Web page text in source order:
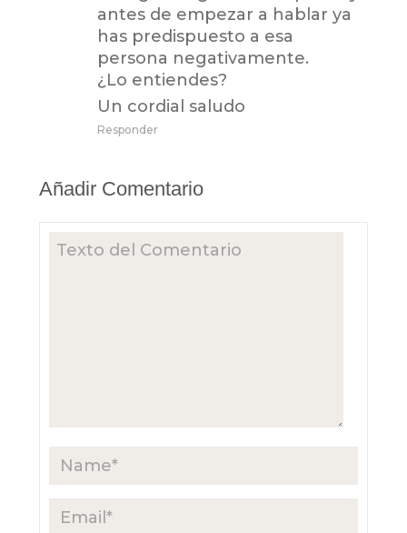
antes de empezar a hablar ya
has predispuesto a esa
persona negativamente.
¿Lo entiendes?
Un cordial saludo
Responder
Añadir Comentario